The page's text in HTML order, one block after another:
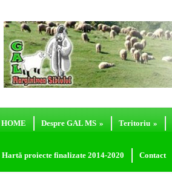
HOME Despre GAL MS » Teritoriu »
Hartă proiecte finalizate 2014-2020 Contact